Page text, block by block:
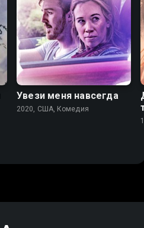
Увези меня навсегда
2020, США, Комедия